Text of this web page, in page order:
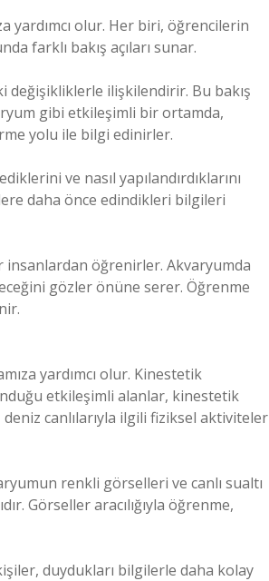
yardımcı olur. Her biri, öğrencilerin
farklı bakış açıları sunar.
değişikliklerle ilişkilendirir. Bu bakış
gibi etkileşimli bir ortamda,
yolu ile bilgi edinirler.
ve nasıl yapılandırdıklarını
daha önce edindikleri bilgileri
öğrenirler. Akvaryumda
gözler önüne serer. Öğrenme
yardımcı olur. Kinestetik
etkileşimli alanlar, kinestetik
canlılarıyla ilgili fiziksel aktiviteler
renkli görselleri ve canlı sualtı
Görseller aracılığıyla öğrenme,
duydukları bilgilerle daha kolay